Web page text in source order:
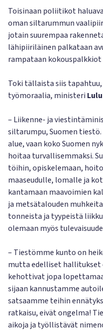
Toisinaan poliitikot
oman siltarummun
jotain suurempaa
lähipiiriläinen palkataan
rampataan kokouspalkkiot
Toki tällaista siis
työmoraalia, ministeri
– Liikenne- ja
siltarumpu, Suomen
alue, vaan koko Suomen
hoitaa turvallisemmaksi.
töihin, opiskelemaan,
maaseudulle, lomalle ja
kantamaan maavoimien
ja metsätalouden
tonneista ja tyypeistä
olemaan myös
– Tiestömme kunto on
mutta edelliset hallitukset
kehottivat jopa
sijaan kannustamme
satsaamme teihin
ratkaisu, eivät ongelma!
aikoja ja työllistävät